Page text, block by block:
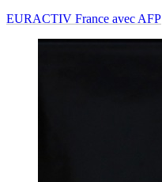
EURACTIV France avec AFP